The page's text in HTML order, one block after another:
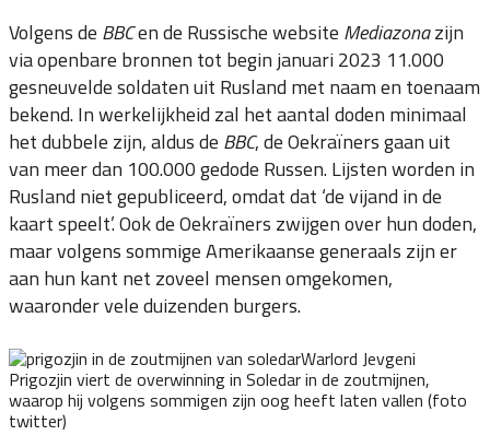
Volgens de BBCen de Russische website Mediazonazijn
via openbare bronnen tot begin januari 2023 11.000
gesneuvelde soldaten uit Rusland met naam en toenaam
bekend. In werkelijkheid zal het aantal doden minimaal
het dubbele zijn, aldus de BBC, de Oekraïners gaan uit
van meer dan 100.000 gedode Russen. Lijsten worden in
Rusland niet gepubliceerd, omdat dat ‘de vijand in de
kaart speelt’. Ook de Oekraïners zwijgen over hun doden,
maar volgens sommige Amerikaanse generaals zijn er
aan hun kant net zoveel mensen omgekomen,
waaronder vele duizenden burgers.
Warlord Jevgeni
Prigozjin viert de overwinning in Soledar in de zoutmijnen,
waarop hij volgens sommigen zijn oog heeft laten vallen (foto
twitter)